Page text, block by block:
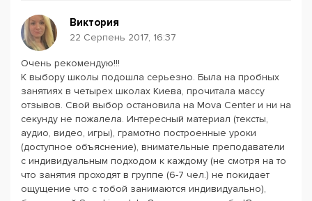
Виктория
22 Серпень 2017, 16:37
Очень рекомендую!!!
К выбору школы подошла серьезно. Была на пробных
занятиях в четырех школах Киева, прочитала массу
отзывов. Свой выбор остановила на Mova Center и ни на
секунду не пожалела. Интересный материал (тексты,
аудио, видео, игры), грамотно построенные уроки
(доступное объяснение), внимательные преподаватели
с индивидуальным подходом к каждому (не смотря на то
что занятия проходят в группе (6-7 чел.) не покидает
ощущение что с тобой занимаются индивидуально),